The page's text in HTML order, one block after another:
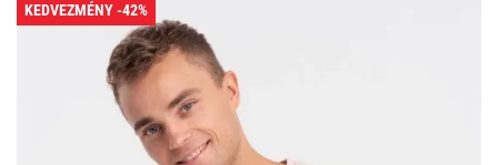
KEDVEZMÉNY -42%